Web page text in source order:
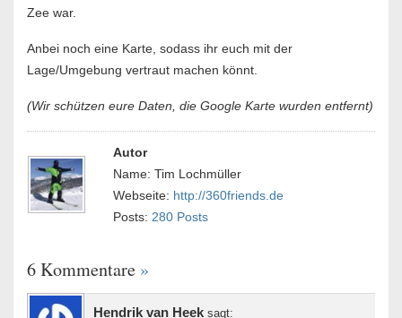
Zee war.
Anbei noch eine Karte, sodass ihr euch mit der
Lage/Umgebung vertraut machen könnt.
(Wir schützen eure Daten, die Google Karte wurden entfernt)
Autor
Name: Tim Lochmüller
Webseite: http://360friends.de
Posts: 280 Posts
6 Kommentare »
Hendrik van Heek sagt: